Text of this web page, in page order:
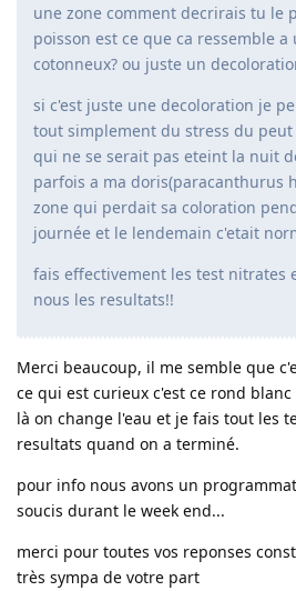
une zone comment decrirais tu le
poisson est ce que ca ressemble a
cotonneux? ou juste un
si c'est juste une decoloration je
tout simplement du stress du
qui ne se serait pas eteint la nuit
parfois a ma doris(paracanthurus
zone qui perdait sa coloration
journée et le lendemain c'etait
fais effectivement les test nitrates
nous les resultats!!
Merci beaucoup, il me semble que
ce qui est curieux c'est ce rond
là on change l'eau et je fais tout les
resultats quand on a terminé.
pour info nous avons un
soucis durant le week end...
merci pour toutes vos reponses
très sympa de votre part